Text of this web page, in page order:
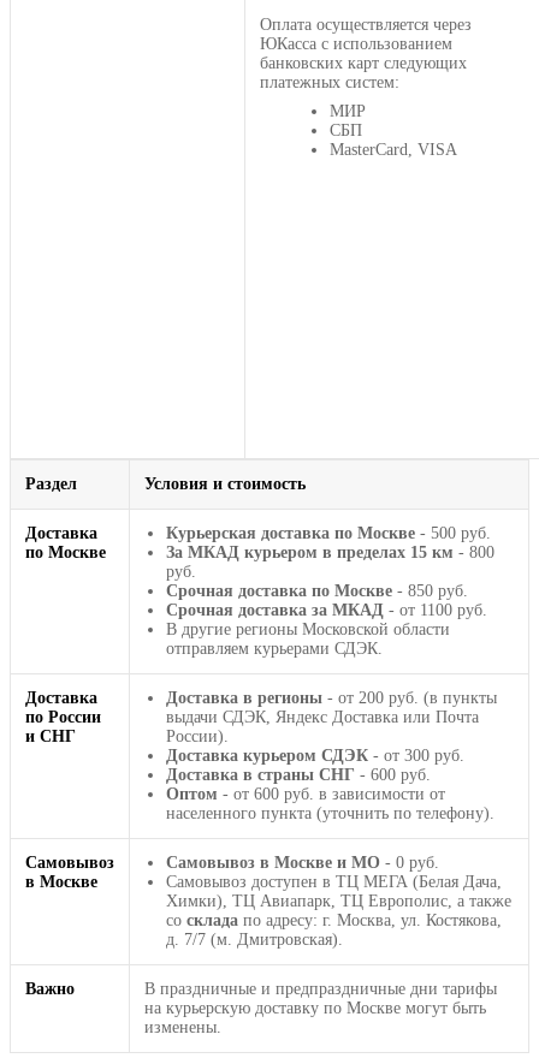
Оплата осуществляется через
ЮКасса с использованием
банковских карт следующих
платежных систем:
МИР
СБП
MasterCard, VISA
Раздел Условия и стоимость
Доставка
по Москве
Курьерская доставка по Москве - 500 руб.
За МКАД курьером в пределах 15 км - 800
руб.
Срочная доставка по Москве - 850 руб.
Срочная доставка за МКАД - от 1100 руб.
В другие регионы Московской области
отправляем курьерами СДЭК.
Доставка
по России
и СНГ
Доставка в регионы - от 200 руб. (в пункты
выдачи СДЭК, Яндекс Доставка или Почта
России).
Доставка курьером СДЭК - от 300 руб.
Доставка в страны СНГ - 600 руб.
Оптом - от 600 руб. в зависимости от
населенного пункта (уточнить по телефону).
Самовывоз
в Москве
Самовывоз в Москве и МО - 0 руб.
Самовывоз доступен в ТЦ МЕГА (Белая Дача,
Химки), ТЦ Авиапарк, ТЦ Европолис, а также
со склада по адресу: г. Москва, ул. Костякова,
д. 7/7 (м. Дмитровская).
Важно
В праздничные и предпраздничные дни тарифы
на курьерскую доставку по Москве могут быть
изменены.